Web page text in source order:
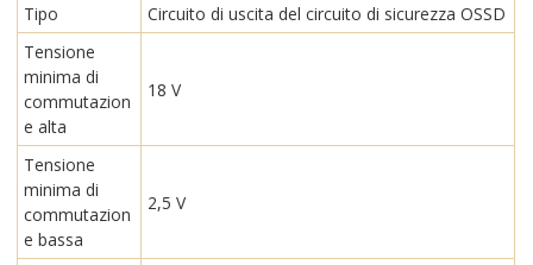
Tipo
Circuito di uscita del circuito di sicurezza OSSD
Tensione
minima di
commutazion
e alta
18 V
Tensione
minima di
commutazion
e bassa
2,5 V